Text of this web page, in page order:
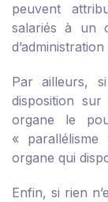
peuvent
salariés à un
Par ailleurs,
disposition
organe le
«
organe qui
Enfin, si rien